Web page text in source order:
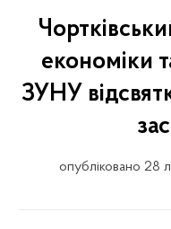
економіки
ЗУНУ
опубліковано 28